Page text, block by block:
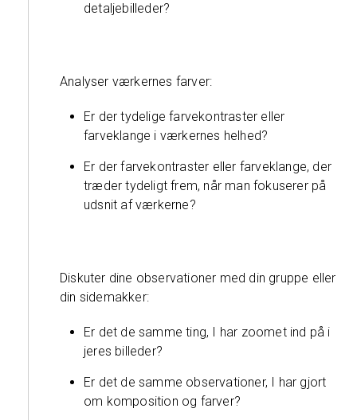
detaljebilleder?
Analyser værkernes farver:
Er der tydelige farvekontraster eller
farveklange i værkernes helhed?
Er der farvekontraster eller farveklange, der
træder tydeligt frem, når man fokuserer på
udsnit af værkerne?
Diskuter dine observationer med din gruppe eller
din sidemakker:
Er det de samme ting, I har zoomet ind på i
jeres billeder?
Er det de samme observationer, I har gjort
om komposition og farver?